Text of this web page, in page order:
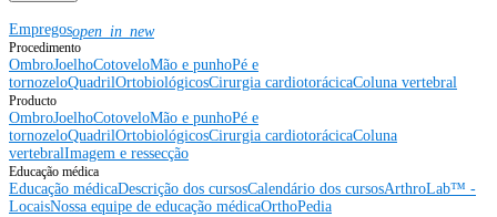
Empregosopen_in_new
Procedimento
OmbroJoelhoCotoveloMão e punhoPé e
tornozeloQuadrilOrtobiológicosCirurgia cardiotorácicaColuna vertebral
Producto
OmbroJoelhoCotoveloMão e punhoPé e
tornozeloQuadrilOrtobiológicosCirurgia cardiotorácicaColuna
vertebralImagem e ressecção
Educação médica
Educação médicaDescrição dos cursosCalendário dos cursosArthroLab™ -
LocaisNossa equipe de educação médicaOrthoPedia